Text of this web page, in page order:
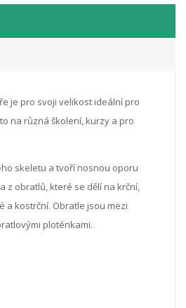
je pro svoji velikost ideální pro
na různá školení, kurzy a pro
skeletu a tvoří nosnou oporu
z obratlů, které se dělí na krční,
a kostrční. Obratle jsou mezi
ploténkami.